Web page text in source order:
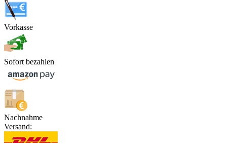
Vorkasse
Sofort bezahlen
Nachnahme
Versand: